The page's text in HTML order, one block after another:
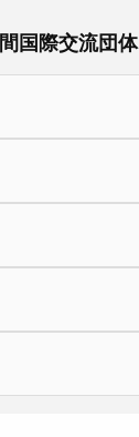
国際交流団体